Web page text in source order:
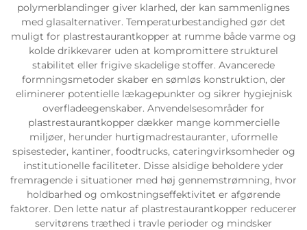
polymerblandinger giver klarhed, der kan sammenlignes
med glasalternativer. Temperaturbestandighed gør det
muligt for plastrestaurantkopper at rumme både varme og
kolde drikkevarer uden at kompromittere strukturel
stabilitet eller frigive skadelige stoffer. Avancerede
formningsmetoder skaber en sømløs konstruktion, der
eliminerer potentielle lækagepunkter og sikrer hygiejnisk
overfladeegenskaber. Anvendelsesområder for
plastrestaurantkopper dækker mange kommercielle
miljøer, herunder hurtigmadrestauranter, uformelle
spisesteder, kantiner, foodtrucks, cateringvirksomheder og
institutionelle faciliteter. Disse alsidige beholdere yder
fremragende i situationer med høj gennemstrømning, hvor
holdbarhed og omkostningseffektivitet er afgørende
faktorer. Den lette natur af plastrestaurantkopper reducerer
servitørens træthed i travle perioder og mindsker